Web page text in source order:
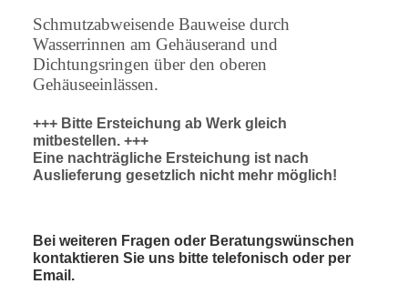
Schmutzabweisende Bauweise durch
Wasserrinnen am Gehäuserand und
Dichtungsringen über den oberen
Gehäuseeinlässen.
+++ Bitte Ersteichung ab Werk gleich
mitbestellen. +++
Eine nachträgliche Ersteichung ist nach
Auslieferung gesetzlich nicht mehr möglich!
Bei weiteren Fragen oder Beratungswünschen
kontaktieren Sie uns bitte telefonisch oder per
Email.